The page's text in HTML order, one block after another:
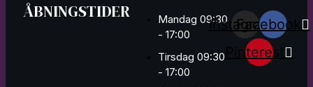
ÅBNINGSTIDER
Mandag 09:30
- 17:00
Tirsdag 09:30
- 17:00
Instagram
Facebook
Pinterest